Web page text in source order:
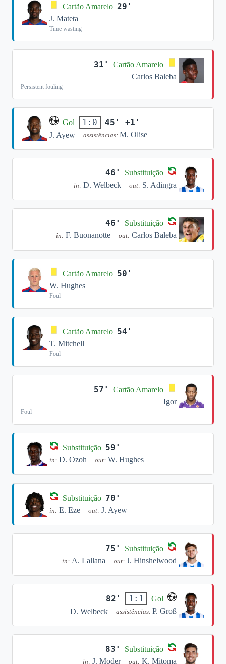
Cartão Amarelo 29'
J. Mateta
Time wasting
31'
Cartão Amarelo
Carlos Baleba
Persistent fouling
Gol 1:0 45' +1'
J. Ayew assistências: M. Olise
46' Substituição
in: D. Welbeck out: S. Adingra
46' Substituição
in: F. Buonanotte out: Carlos Baleba
Cartão Amarelo 50'
W. Hughes
Foul
Cartão Amarelo 54'
T. Mitchell
Foul
57'
Cartão Amarelo
Igor
Foul
Substituição 59'
in: D. Ozoh out: W. Hughes
Substituição 70'
in: E. Eze out: J. Ayew
75' Substituição
in: A. Lallana out: J. Hinshelwood
82' 1:1
Gol
D. Welbeck
assistências: P. Groß
83' Substituição
in: J. Moder out: K. Mitoma